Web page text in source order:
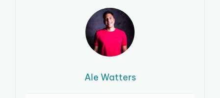
Ale Watters